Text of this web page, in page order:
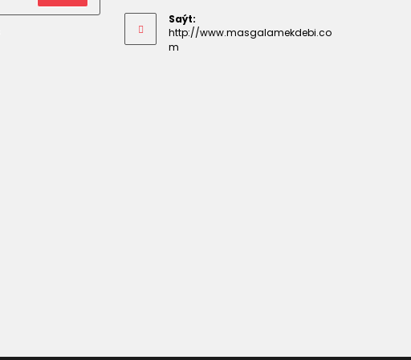
application
Saýt:
http://www.masgalamekdebi.co
m